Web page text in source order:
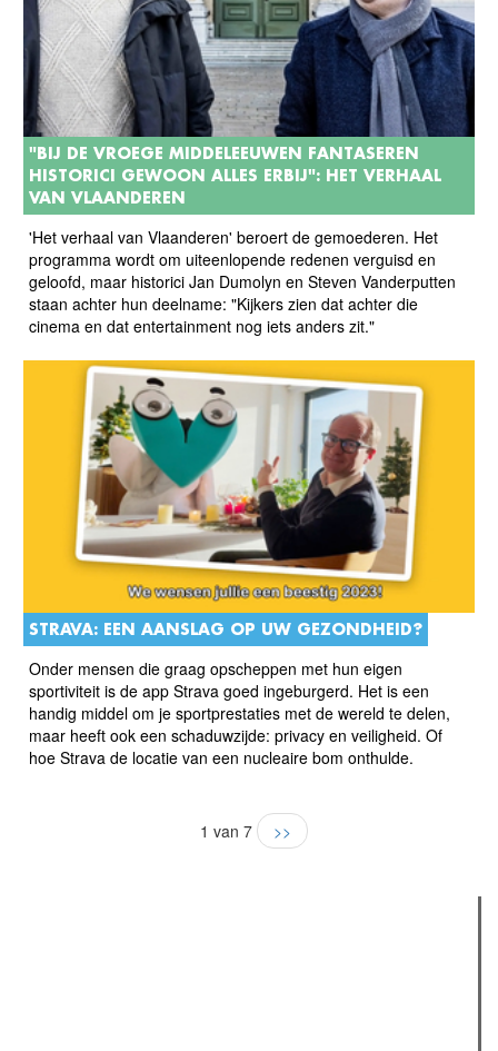
"BIJ DE VROEGE MIDDELEEUWEN FANTASEREN
HISTORICI GEWOON ALLES ERBIJ": HET VERHAAL
VAN VLAANDEREN
'Het verhaal van Vlaanderen' beroert de gemoederen. Het
programma wordt om uiteenlopende redenen verguisd en
geloofd, maar historici Jan Dumolyn en Steven Vanderputten
staan achter hun deelname: "Kijkers zien dat achter die
cinema en dat entertainment nog iets anders zit."
STRAVA: EEN AANSLAG OP UW GEZONDHEID?
Onder mensen die graag opscheppen met hun eigen
sportiviteit is de app Strava goed ingeburgerd. Het is een
handig middel om je sportprestaties met de wereld te delen,
maar heeft ook een schaduwzijde: privacy en veiligheid. Of
hoe Strava de locatie van een nucleaire bom onthulde.
1 van 7 >>